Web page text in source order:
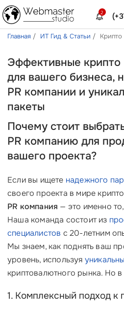
2
Главная ИТ Гид & Статьи Крипто
Эффективные крипто
для вашего бизнеса,
PR компании и
пакеты
Почему стоит
PR компанию для
вашего проекта?
Если вы ищете надежного
своего проекта в мире
PR компания — это именно
Наша команда состоит из
специалистов с 20-летним
Мы знаем, как поднять ваш
уровень, используя
криптовалютного рынка. Но
1. Комплексный подход к